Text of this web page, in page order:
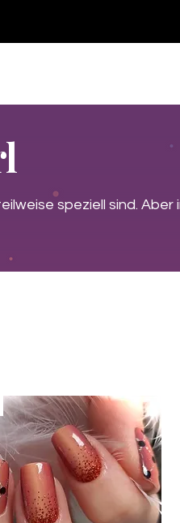
speziell sind. Aber